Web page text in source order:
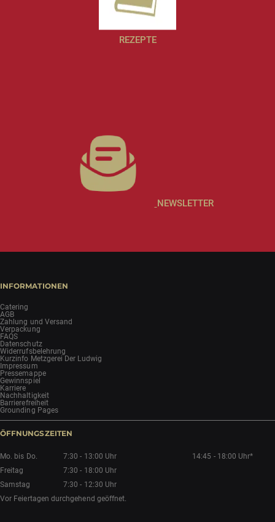
REZEPTE
NEWSLETTER
INFORMATIONEN
Catering
AGB
Zahlung und Versand
Verpackung
FAQS
Datenschutz
Widerrufsbelehrung
Kurzinfo Metzgerei Der Ludwig
Impressum
Pressemappe
Gewinnspiel
Karriere
Nachhaltigkeit
Barrierefreiheit
Grounding Pages
ÖFFNUNGSZEITEN
Mo. bis Do. 7:30 - 13:00 Uhr
14:45 - 18:00 Uhr*
Freitag
7:30 - 18:00 Uhr
Samstag
7:30 - 12:30 Uhr
Vor Feiertagen durchgehend geöffnet.